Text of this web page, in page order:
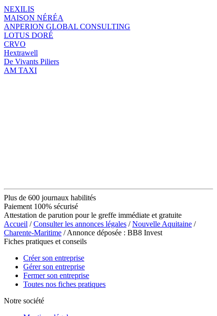
NEXILIS
MAISON NÉRÉA
ANPERION GLOBAL CONSULTING
LOTUS DORÉ
CRVO
Hextrawell
De Vivants Piliers
AM TAXI
Plus de 600 journaux habilités
Paiement 100% sécurisé
Attestation de parution pour le greffe immédiate et gratuite
Accueil /Consulter les annonces légales /Nouvelle Aquitaine /
Charente-Maritime / Annonce déposée : BB8 Invest
Fiches pratiques et conseils
Créer son entreprise
Gérer son entreprise
Fermer son entreprise
Toutes nos fiches pratiques
Notre société